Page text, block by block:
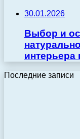
30.01.2026
Выбор и
интерьера
Последние записи